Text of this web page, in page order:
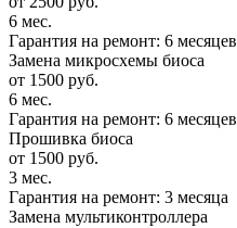
6 мес.
Гарантия на ремонт: 6 месяцев
Замена микросхемы биоса
от 1500 руб.
6 мес.
Гарантия на ремонт: 6 месяцев
Прошивка биоса
от 1500 руб.
3 мес.
Гарантия на ремонт: 3 месяца
Замена мультиконтроллера